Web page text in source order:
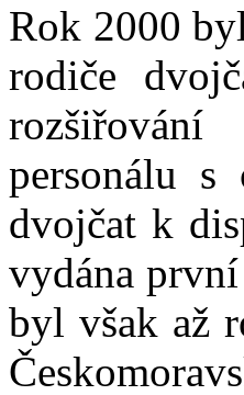
Rok 2000
rodiče
personálu
dvojčat k
vydána
byl však až